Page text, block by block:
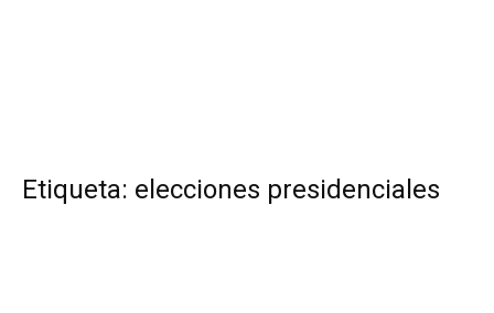
Etiqueta: elecciones presidenciales